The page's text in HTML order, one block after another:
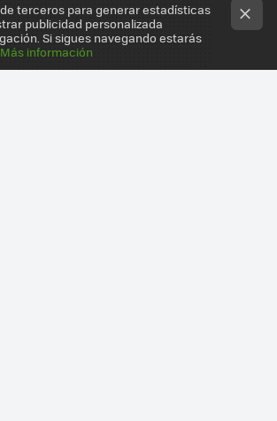
terceros para generar estadísticas
publicidad personalizada
Si sigues navegando estarás
Más información